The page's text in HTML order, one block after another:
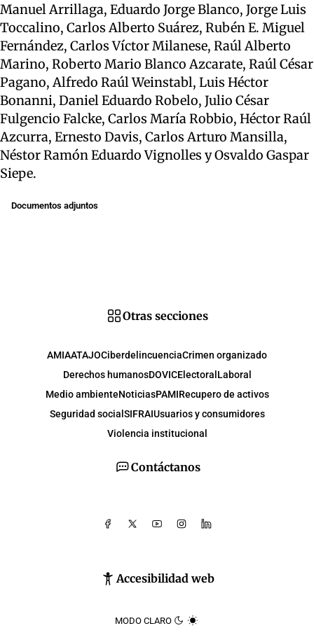
Manuel Arrillaga, Eduardo Jorge Blanco, Jorge Luis
Toccalino, Carlos Alberto Suárez, Rubén E. Miguel
Fernández, Carlos Víctor Milanese, Raúl Alberto
Marino, Roberto Mario Blanco Azcarate, Raúl César
Pagano, Alfredo Raúl Weinstabl, Luis Héctor
Bonanni, Daniel Eduardo Robelo, Julio César
Fulgencio Falcke, Carlos María Robbio, Héctor Raúl
Azcurra, Ernesto Davis, Carlos Arturo Mansilla,
Néstor Ramón Eduardo Vignolles y Osvaldo Gaspar
Siepe.
Documentos adjuntos
Contáctanos
Accesibilidad web
MODO CLARO
Otras secciones
AMIAATAJOCiberdelincuenciaCrimen organizado
Derechos humanosDOVICElectoral Laboral
Medio ambienteNoticiasPAMIRecupero de activos
Seguridad social SIFRAIUsuarios y consumidores
Violencia institucional